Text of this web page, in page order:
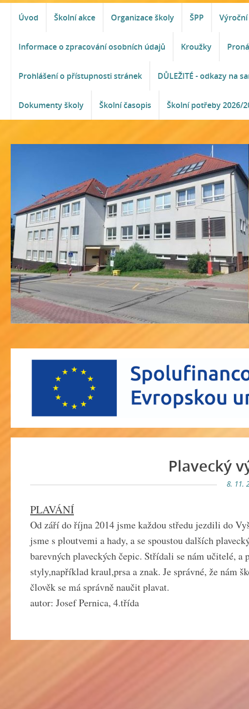
Úvod Školní akce Organizace školy ŠPP
Informace o zpracování osobních údajů Kroužky
Prohlášení o přístupnosti stránek DŮLEŽITÉ - odkazy na
Dokumenty školy Školní časopis Školní potřeby 2026/
Plavecký
8. 11.
PLAVÁNÍ
Od září do října 2014 jsme každou středu jezdili do
jsme s ploutvemi a hady, a se spoustou dalších
barevných plaveckých čepic. Střídali se nám učitelé,
styly,například kraul,prsa a znak. Je správné, že nám
člověk se má správně naučit plavat.
autor: Josef Pernica, 4.třída